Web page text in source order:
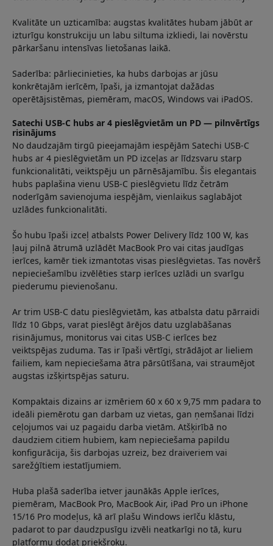
Kvalitāte un uzticamība: augstas kvalitātes hubam jābūt ar
izturīgu konstrukciju un labu siltuma izkliedi, lai novērstu
pārkaršanu intensīvas lietošanas laikā.
Saderība: pārliecinieties, ka hubs darbojas ar jūsu
konkrētajām ierīcēm, īpaši, ja izmantojat dažādas
operētājsistēmas, piemēram, macOS, Windows vai iPadOS.
Satechi USB-C hubs ar 4 pieslēgvietām un PD — pilnvērtīgs
risinājums
No daudzajām tirgū pieejamajām iespējām Satechi USB-C
hubs ar 4 pieslēgvietām un PD izceļas ar līdzsvaru starp
funkcionalitāti, veiktspēju un pārnēsājamību. Šis elegantais
hubs paplašina vienu USB-C pieslēgvietu līdz četrām
noderīgām savienojuma iespējām, vienlaikus saglabājot
uzlādes funkcionalitāti.
Šo hubu īpaši izceļ atbalsts Power Delivery līdz 100 W, kas
ļauj pilnā ātrumā uzlādēt MacBook Pro vai citas jaudīgas
ierīces, kamēr tiek izmantotas visas pieslēgvietas. Tas novērš
nepieciešamību izvēlēties starp ierīces uzlādi un svarīgu
piederumu pievienošanu.
Ar trim USB-C datu pieslēgvietām, kas atbalsta datu pārraidi
līdz 10 Gbps, varat pieslēgt ārējos datu uzglabāšanas
risinājumus, monitorus vai citas USB-C ierīces bez
veiktspējas zuduma. Tas ir īpaši vērtīgi, strādājot ar lieliem
failiem, kam nepieciešama ātra pārsūtīšana, vai straumējot
augstas izšķirtspējas saturu.
Kompaktais dizains ar izmēriem 60 x 60 x 9,75 mm padara to
ideāli piemērotu gan darbam uz vietas, gan ņemšanai līdzi
ceļojumos vai uz pagaidu darba vietām. Atšķirībā no
daudziem citiem hubiem, kam nepieciešama papildu
konfigurācija, šis darbojas uzreiz, bez draiveriem vai
sarežģītiem iestatījumiem.
Huba plašā saderība ietver jaunākās Apple ierīces,
piemēram, MacBook Pro, MacBook Air, iPad Pro un iPhone
15/16 Pro modeļus, kā arī plašu Windows ierīču klāstu,
padarot to par daudzpusīgu izvēli neatkarīgi no tā, kuru
platformu dodat priekšroku.